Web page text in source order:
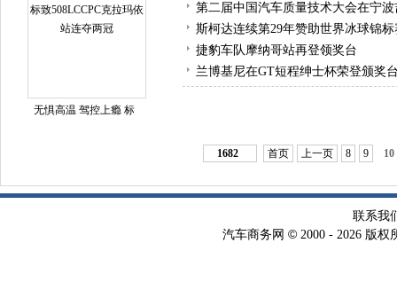
无惧高温 驾控上瘾 标
第二届中国汽车质量技术大会在宁
斯柯达连续第29年赞助世界冰球锦标
捷豹车队摩纳哥站再登领奖台
兰博基尼在GT短程绅士杯荣登颁奖
1682 首页 上一页 8 9 10
联系我
汽车商务网 © 2000 - 2026 版权